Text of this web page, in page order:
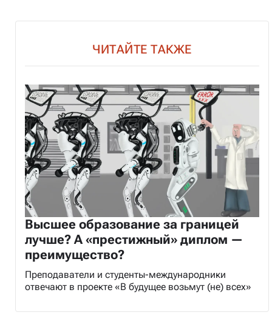
ЧИТАЙТЕ ТАКЖЕ
Высшее образование за границей
лучше? А «престижный» диплом —
преимущество?
Преподаватели и студенты-международники
отвечают в проекте «В будущее возьмут (не) всех»